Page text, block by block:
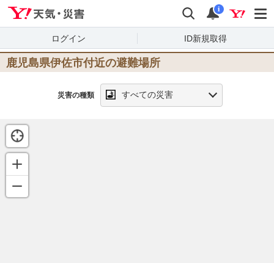
検索 通知
i
ログイン ID新規取得
鹿児島県伊佐市付近の避難場所
災害の種類 すべての災害